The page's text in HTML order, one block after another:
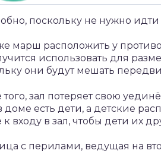
поскольку не нужно
марш расположить у
использовать для
они будут мешать
зал потеряет свою
доме есть дети, а детские
входу в зал, чтобы дети их
с перилами, ведущая на